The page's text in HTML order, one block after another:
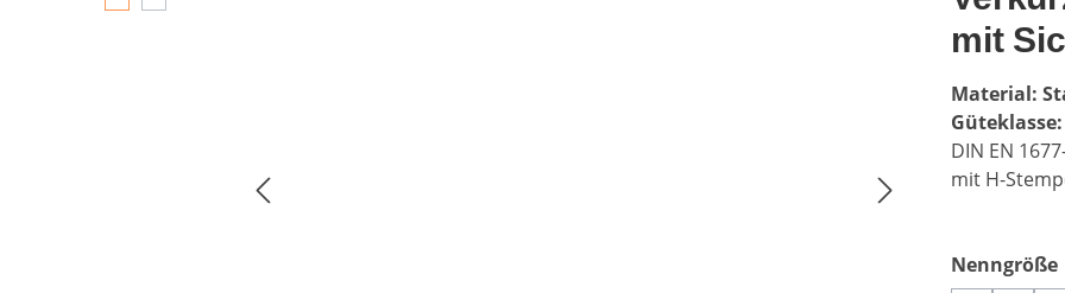
mit
Material:
DIN EN
mit H-
Nenngröße